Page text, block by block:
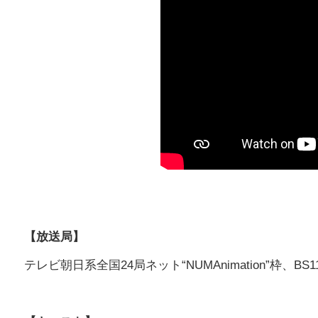
【放送局】
テレビ朝日系全国24局ネット“NUMAnimation”枠、